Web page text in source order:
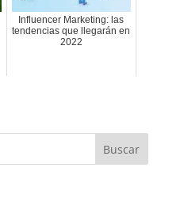
Influencer Marketing: las
tendencias que llegarán en
2022